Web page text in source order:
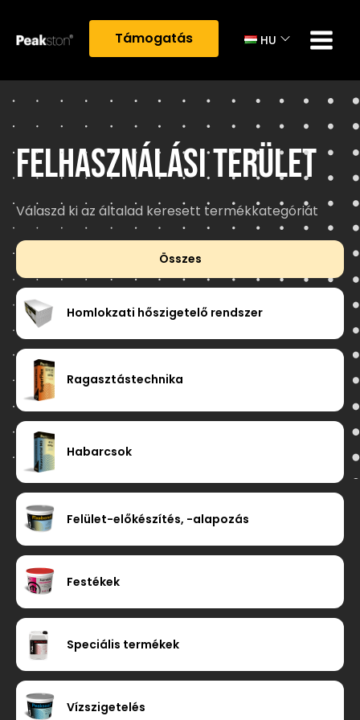
Támogatás HU
Felhasználási terület
Válaszd ki az általad keresett termékkategóriát
Category filter Összes
Homlokzati hőszigetelő rendszer
Ragasztástechnika
Habarcsok
Felület-előkészítés, -alapozás
Festékek
Speciális termékek
Vízszigetelés